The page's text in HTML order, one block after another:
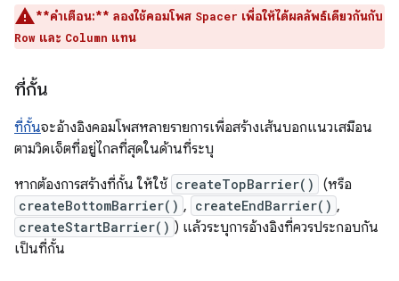
**คำเตือน:** ลองใช้คอมโพส Spacer เพื่อให้ได้ผลลัพธ์เดียวกันกับ
Row และ Column แทน
ที่กั้น
ที่กั้นจะอ้างอิงคอมโพสหลายรายการเพื่อสร้างเส้นบอกแนวเสมือน
ตามวิดเจ็ตที่อยู่ไกลที่สุดในด้านที่ระบุ
หากต้องการสร้างที่กั้น ให้ใช้ createTopBarrier() (หรือ
createBottomBarrier() , createEndBarrier() ,
createStartBarrier() ) แล้วระบุการอ้างอิงที่ควรประกอบกัน
เป็นที่กั้น